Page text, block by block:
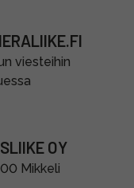
viesteihin
OY
Mikkeli